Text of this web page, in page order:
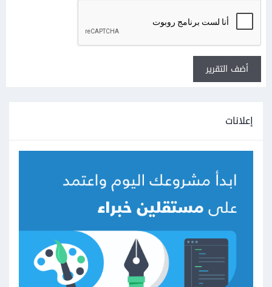
أضف التقرير
إعلانات